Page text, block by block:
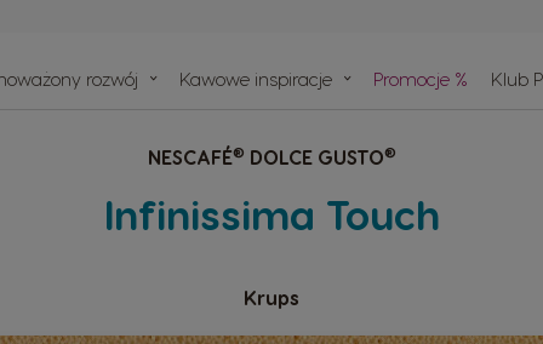
rozwój Kawowe inspiracje Promocje % Klub
NESCAFÉ® DOLCE GUSTO®
Infinissima Touch
Krups